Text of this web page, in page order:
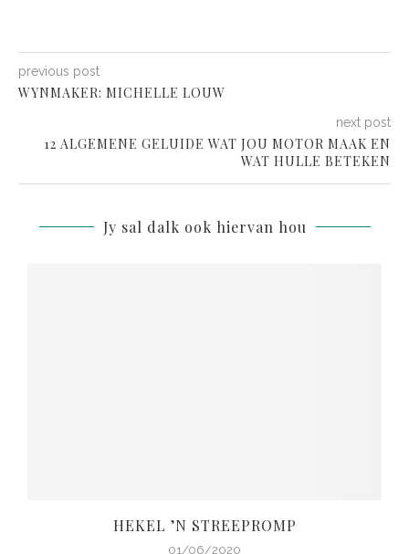
previous post
WYNMAKER: MICHELLE LOUW
next post
12 ALGEMENE GELUIDE WAT JOU MOTOR MAAK EN
WAT HULLE BETEKEN
Jy sal dalk ook hiervan hou
HEKEL ’N STREEPROMP
01/06/2020